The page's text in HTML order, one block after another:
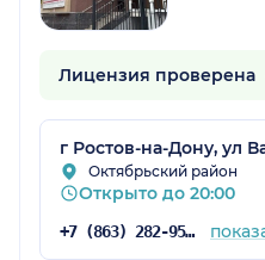
Лицензия проверена
г Ростов-на-Дону, ул
Октябрьский район
Открыто до 20:00
+7 (863) 282-95-75